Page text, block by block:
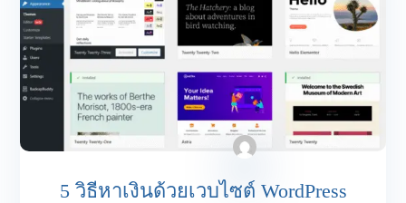
5 วิธีหาเงินด้วยเวบไซต์ WordPress